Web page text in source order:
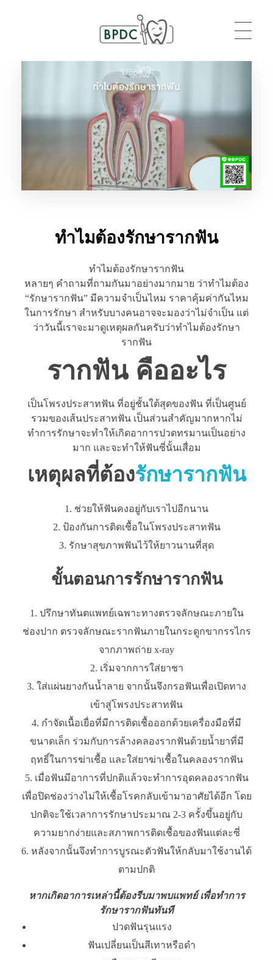
BPDC
ทำไมต้องรักษารากฟัน
ทำไมต้องรักษารากฟัน
หลายๆ คำถามที่ถามกันมาอย่างมากมาย ว่าทำไมต้อง
“รักษารากฟัน” มีความจำเป็นไหม ราคาคุ้มค่ากันไหม
ในการรักษา สำหรับบางคนอาจจะมองว่าไม่จำเป็น แต่
ว่าวันนี้เราจะมาดูเหตุผลกันครับว่าทำไมต้องรักษา
รากฟัน
รากฟัน คืออะไร
เป็นโพรงประสาทฟัน ที่อยู่ชั้นใต้สุดของฟัน ที่เป็นศูนย์
รวมของเส้นประสาทฟัน เป็นส่วนสำคัญมากหากไม่
ทำการรักษาจะทำให้เกิดอาการปวดทรมานเป็นอย่าง
มาก และจะทำให้ฟันซี่นั้นเสื่อม
เหตุผลที่ต้องรักษารากฟัน
ช่วยให้ฟันคงอยู่กับเราไปอีกนาน
ป้องกันการติดเชื้อในโพรงประสาทฟัน
รักษาสุขภาพฟันไว้ให้ยาวนานที่สุด
ขั้นตอนการรักษารากฟัน
ปรึกษาทันตแพทย์เฉพาะทางตรวจลักษณะภายใน
ช่องปาก ตรวจลักษณะรากฟันภายในกระดูกขากรรไกร
จากภาพถ่าย x-ray
เริ่มจากการใส่ยาชา
ใส่แผ่นยางกันน้ำลาย จากนั้นจึงกรอฟันเพื่อเปิดทาง
เข้าสู่โพรงประสาทฟัน
กำจัดเนื้อเยื่อที่มีการติดเชื้อออกด้วยเครื่องมือที่มี
ขนาดเล็ก ร่วมกับการล้างคลองรากฟันด้วยน้ำยาที่มี
ฤทธิ์ในการฆ่าเชื้อ และใส่ยาฆ่าเชื้อในคลองรากฟัน
เมื่อฟันมีอาการที่ปกติแล้วจะทำการอุดคลองรากฟัน
เพื่อปิดช่องว่างไม่ให้เชื้อโรคกลับเข้ามาอาศัยได้อีก โดย
ปกติจะใช้เวลาการรักษาประมาณ 2-3 ครั้งขึ้นอยู่กับ
ความยากง่ายและสภาพการติดเชื้อของฟันแต่ละซี่
หลังจากนั้นจึงทำการบูรณะตัวฟันให้กลับมาใช้งานได้
ตามปกติ
หากเกิดอาการเหล่านี้ต้องรีบมาพบแพทย์ เพื่อทำการ
รักษารากฟันทันที
ปวดฟันรุนแรง
ฟันเปลี่ยนเป็นสีเทาหรือดำ